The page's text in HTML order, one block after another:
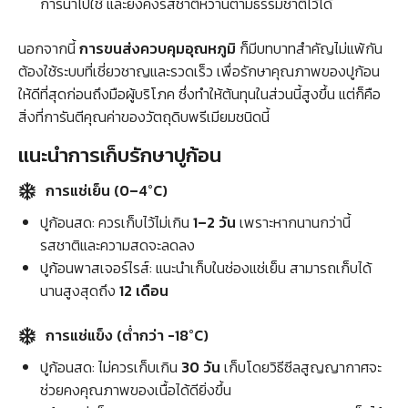
นอกจากนี้การขนส่งควบคุมอุณหภูมิ ก็มีบทบาทสำคัญไม่แพ้กัน
ต้องใช้ระบบที่เชี่ยวชาญและรวดเร็ว เพื่อรักษาคุณภาพของปูก้อน
ให้ดีที่สุดก่อนถึงมือผู้บริโภค ซึ่งทำให้ต้นทุนในส่วนนี้สูงขึ้น แต่ก็คือ
สิ่งที่การันตีคุณค่าของวัตถุดิบพรีเมียมชนิดนี้
แนะนำการเก็บรักษาปูก้อน
การแช่เย็น (0–4°C)
ปูก้อนสด: ควรเก็บไว้ไม่เกิน 1–2 วัน เพราะหากนานกว่านี้
รสชาติและความสดจะลดลง
ปูก้อนพาสเจอร์ไรส์: แนะนำเก็บในช่องแช่เย็น สามารถเก็บได้
นานสูงสุดถึง 12 เดือน
การแช่แข็ง (ต่ำกว่า -18°C)
ปูก้อนสด: ไม่ควรเก็บเกิน 30 วัน เก็บโดยวิธีซีลสูญญากาศจะ
ช่วยคงคุณภาพของเนื้อได้ดียิ่งขึ้น